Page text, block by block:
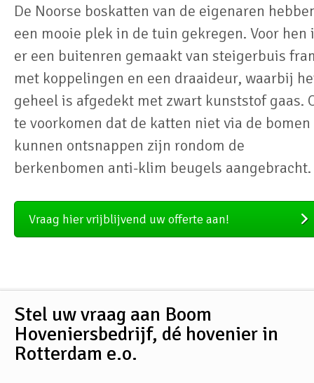
De Noorse boskatten van de eigenaren
een mooie plek in de tuin gekregen. Voor hen
er een buitenren gemaakt van steigerbuis
met koppelingen en een draaideur, waarbij
geheel is afgedekt met zwart kunststof gaas.
te voorkomen dat de katten niet via de bomen
kunnen ontsnappen zijn rondom de
berkenbomen anti-klim beugels aangebracht.
Vraag hier vrijblijvend uw offerte aan!
Stel uw vraag aan Boom
Hoveniersbedrijf, dé hovenier in
Rotterdam e.o.